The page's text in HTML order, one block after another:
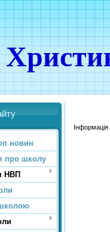
новин
про школу
НВП